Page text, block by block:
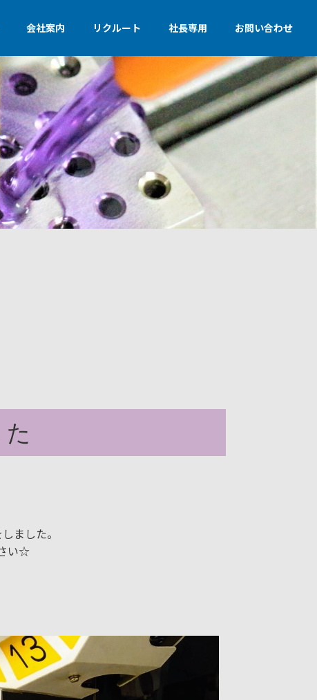
会社案内 リクルート 社長専用 お問い合わせ
ました。
い☆